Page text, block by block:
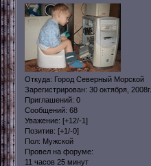
Откуда: Город Северный Морской
Зарегистрирован: 30 октября, 2008г.
Приглашений: 0
Сообщений: 68
Уважение: [+12/-1]
Позитив: [+1/-0]
Пол: Мужской
Провел на форуме:
11 часов 25 минут